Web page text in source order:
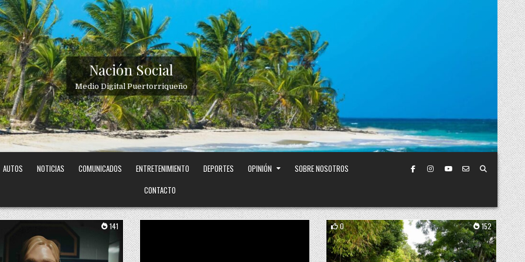
Nación Social
Medio Digital Puertorriqueño
AUTOS NOTICIAS COMUNICADOS ENTRETENIMIENTO DEPORTES OPINIÓN
SOBRE NOSOTROS
CONTACTO
141
Posted in
0 152
Posted in